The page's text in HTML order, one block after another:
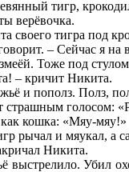
тигр,
верёвочка.
своего тигра под
– Сейчас я на
Тоже под
– кричит Никита.
и пополз. Полз,
страшным голосом:
кошка: «Мяу-мяу!»
рычал и мяукал, а
Никита.
выстрелило. Убил